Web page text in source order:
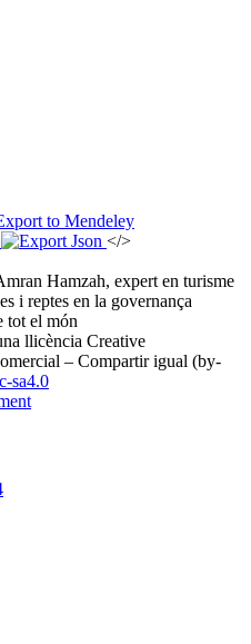
</>
Hamzah, expert en turisme
i reptes en la governança
tot el món
llicència Creative
– Compartir igual (by-